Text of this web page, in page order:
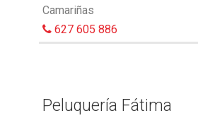
Camariñas
627 605 886
Peluquería Fátima